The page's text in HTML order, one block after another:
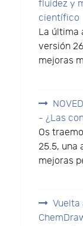
fluidez y
científico
La última
versión
mejoras
- ¿Las
Os
25.5, una
mejoras
Vuelta